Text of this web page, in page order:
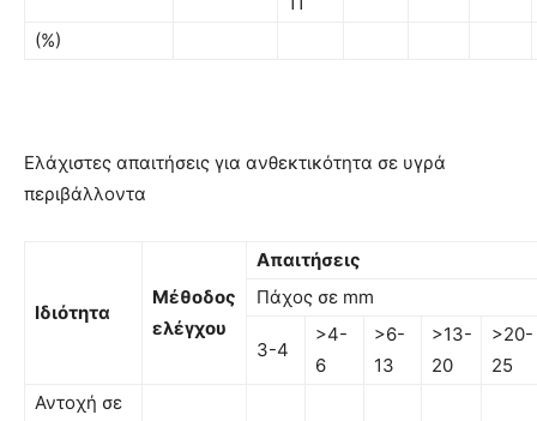
(%)
Ελάχιστες απαιτήσεις για ανθεκτικότητα σε υγρά
περιβάλλοντα
Ιδιότητα
Μέθοδος
ελέγχου
Απαιτήσεις
Πάχος σε mm
3-4
>4-
6
>6-
13
>13-
20
>20-
25
Αντοχή σε